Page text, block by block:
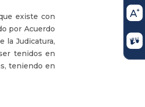
existe con
por Acuerdo
la Judicatura,
tenidos en
teniendo en